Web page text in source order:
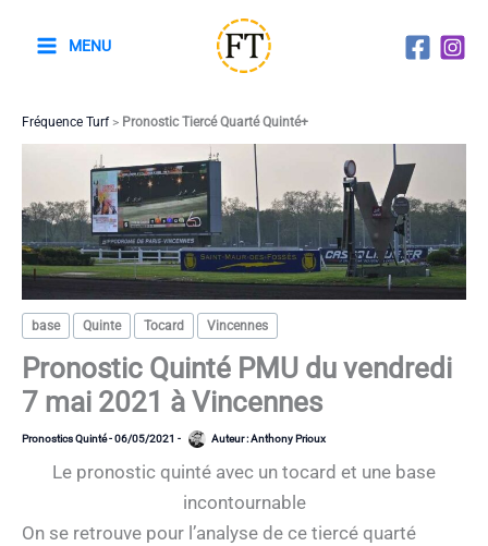
MENU
Fréquence Turf> Pronostic Tiercé Quarté Quinté+
base Quinte Tocard Vincennes
Pronostic Quinté PMU du vendredi
7 mai 2021 à Vincennes
Pronostics Quinté-06/05/2021 - Auteur :Anthony Prioux
Le pronostic quinté avec un tocard et une base
incontournable
On se retrouve pour l’analyse de ce tiercé quarté